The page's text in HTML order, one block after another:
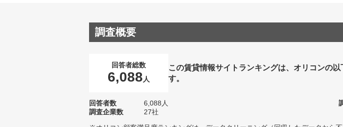
調査概要
回答者総数
6,088 人
この賃貸情報サイトランキングは、オリコンの
す。
回答者数
6,088人
調査企業数
27社